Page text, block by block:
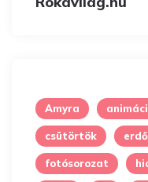
Amyra
csütörtök erdő
fotósorozat